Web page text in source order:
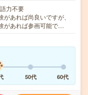
力不要
があれば尚良いですが、
があれば参画可能で…
50代 60代